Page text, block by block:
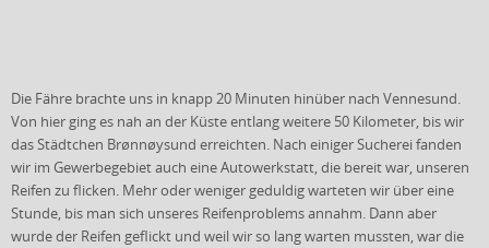
Die Fähre brachte uns in knapp 20 Minuten hinüber nach Vennesund.
Von hier ging es nah an der Küste entlang weitere 50 Kilometer, bis wir
das Städtchen Brønnøysund erreichten. Nach einiger Sucherei fanden
wir im Gewerbegebiet auch eine Autowerkstatt, die bereit war, unseren
Reifen zu flicken. Mehr oder weniger geduldig warteten wir über eine
Stunde, bis man sich unseres Reifenproblems annahm. Dann aber
wurde der Reifen geflickt und weil wir so lang warten mussten, war die